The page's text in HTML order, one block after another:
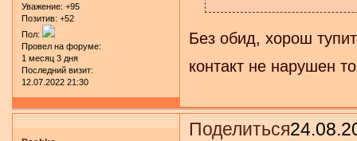
Уважение: +95
Позитив: +52
Пол:
Провел на форуме:
1 месяц 3 дня
Последний визит:
12.07.2022 21:30
Без обид, хорош
контакт не нарушен
Поделиться